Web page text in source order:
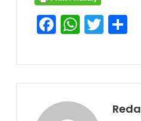
F
c
e
b
W
at
s
A
T
itt
er e